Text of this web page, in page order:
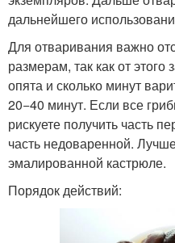
дальнейшего
Для отваривания важно
размерам, так как от этого
опята и сколько минут
20−40 минут. Если все
рискуете получить часть
часть недоваренной.
эмалированной кастрюле.
Порядок действий: